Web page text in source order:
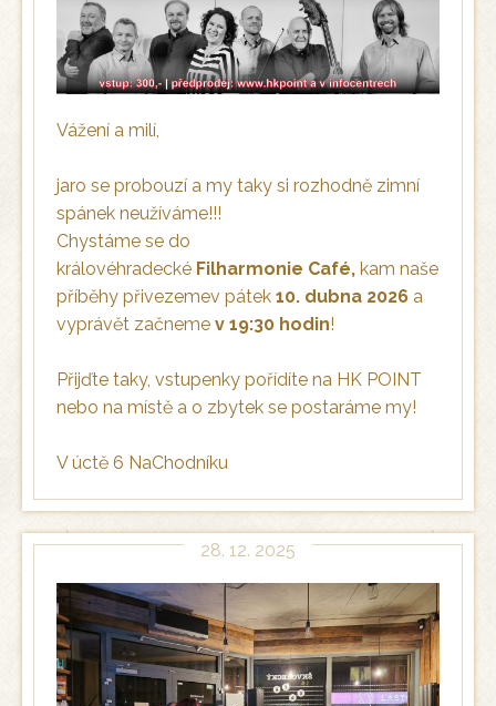
Vážení a milí,
jaro se probouzí a my taky si rozhodně zimní
spánek neužíváme!!!
Chystáme se do
královéhradecké Filharmonie Café, kam naše
příběhy přivezemev pátek 10. dubna 2026 a
vyprávět začneme v 19:30 hodin!
Přijďte taky, vstupenky pořídíte na HK POINT
nebo na místě a o zbytek se postaráme my!
V úctě 6 NaChodníku
28. 12. 2025